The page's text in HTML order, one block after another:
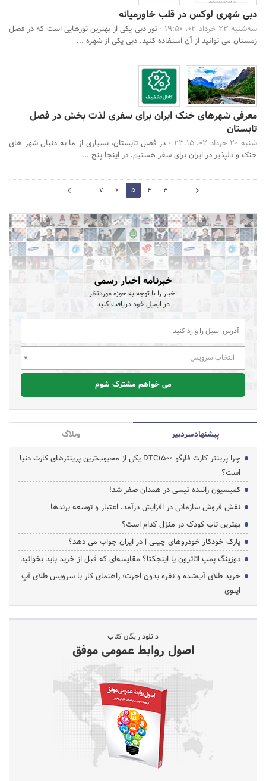
دبی شهری لوکس در قلب خاورمیانه
سه‌شنبه 23 خرداد 02، 19:50 -
تور دبی یکی از بهترین تورهایی است که در فصل
زمستان می توانید از آن استفاده کنید. دبی یکی از شهره ...
معرفی شهرهای خنک ایران برای سفری لذت بخش در فصل
تابستان
شنبه 20 خرداد 02، 23:15 -
در فصل تابستان، بسیاری از ما به دنبال شهر های
خنک و دلپذیر در ایران برای سفر هستیم. در اینجا پنج ...
4
...
3
4
5
6
7
...
6
خبرنامه اخبار رسمی
اخبار را با توجه به حوزه موردنظر
در ایمیل خود دریافت کنید
انتخاب سرویس
می خواهم مشترک شوم
پیشنهاد‌سردبیر
وبلاگ
چرا پرینتر کارت فارگو DTC1500 یکی از محبوب‌ترین پرینترهای کارت دنیا
است؟
کمیسیون راننده تپسی در همدان صفر شد!
نقش فروش سازمانی در افزایش درآمد، اعتبار و توسعه برندها
بهترین تاب کودک در منزل کدام است؟
پارک خودکار خودروهای چینی | در ایران جواب می دهد؟
دوزینگ پمپ اتاترون یا اینجکتا؟ مقایسه‌ای که قبل از خرید باید بخوانید
خرید طلای آب‌شده و نقره بدون اجرت؛ راهنمای کار با سرویس طلای آپِ
اینوی
دانلود رایگان کتاب
اصول روابط عمومی موفق